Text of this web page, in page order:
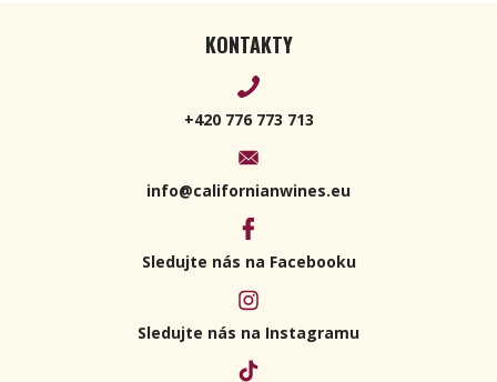
KONTAKTY
+420 776 773 713
info@californianwines.eu
Sledujte nás na Facebooku
Sledujte nás na Instagramu